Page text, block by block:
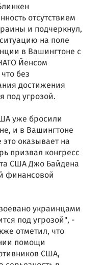
отсутствием
и подчеркнул,
на поле
в Вашингтоне с
Йенсом
без
достижения
под угрозой.
уже бросили
и в Вашингтоне
оказывает на
призвал конгресс
США Джо Байдена
финансовой
украинцами
под угрозой", -
отметил, что
помощи
США,